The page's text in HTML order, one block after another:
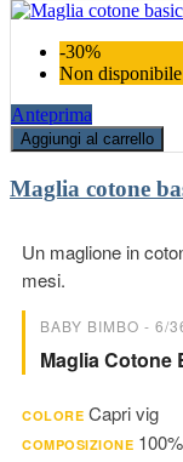
-30%
Non disponibile
Anteprima
Aggiungi al carrello
Maglia cotone
Un maglione in
mesi.
BABY BIMBO - 6/
Maglia Cotone
COLORE Capri vig
COMPOSIZIONE